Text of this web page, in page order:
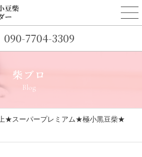
090-7704-3309
柴ブロ
Blog
★スーパープレミアム★極小黒豆柴★